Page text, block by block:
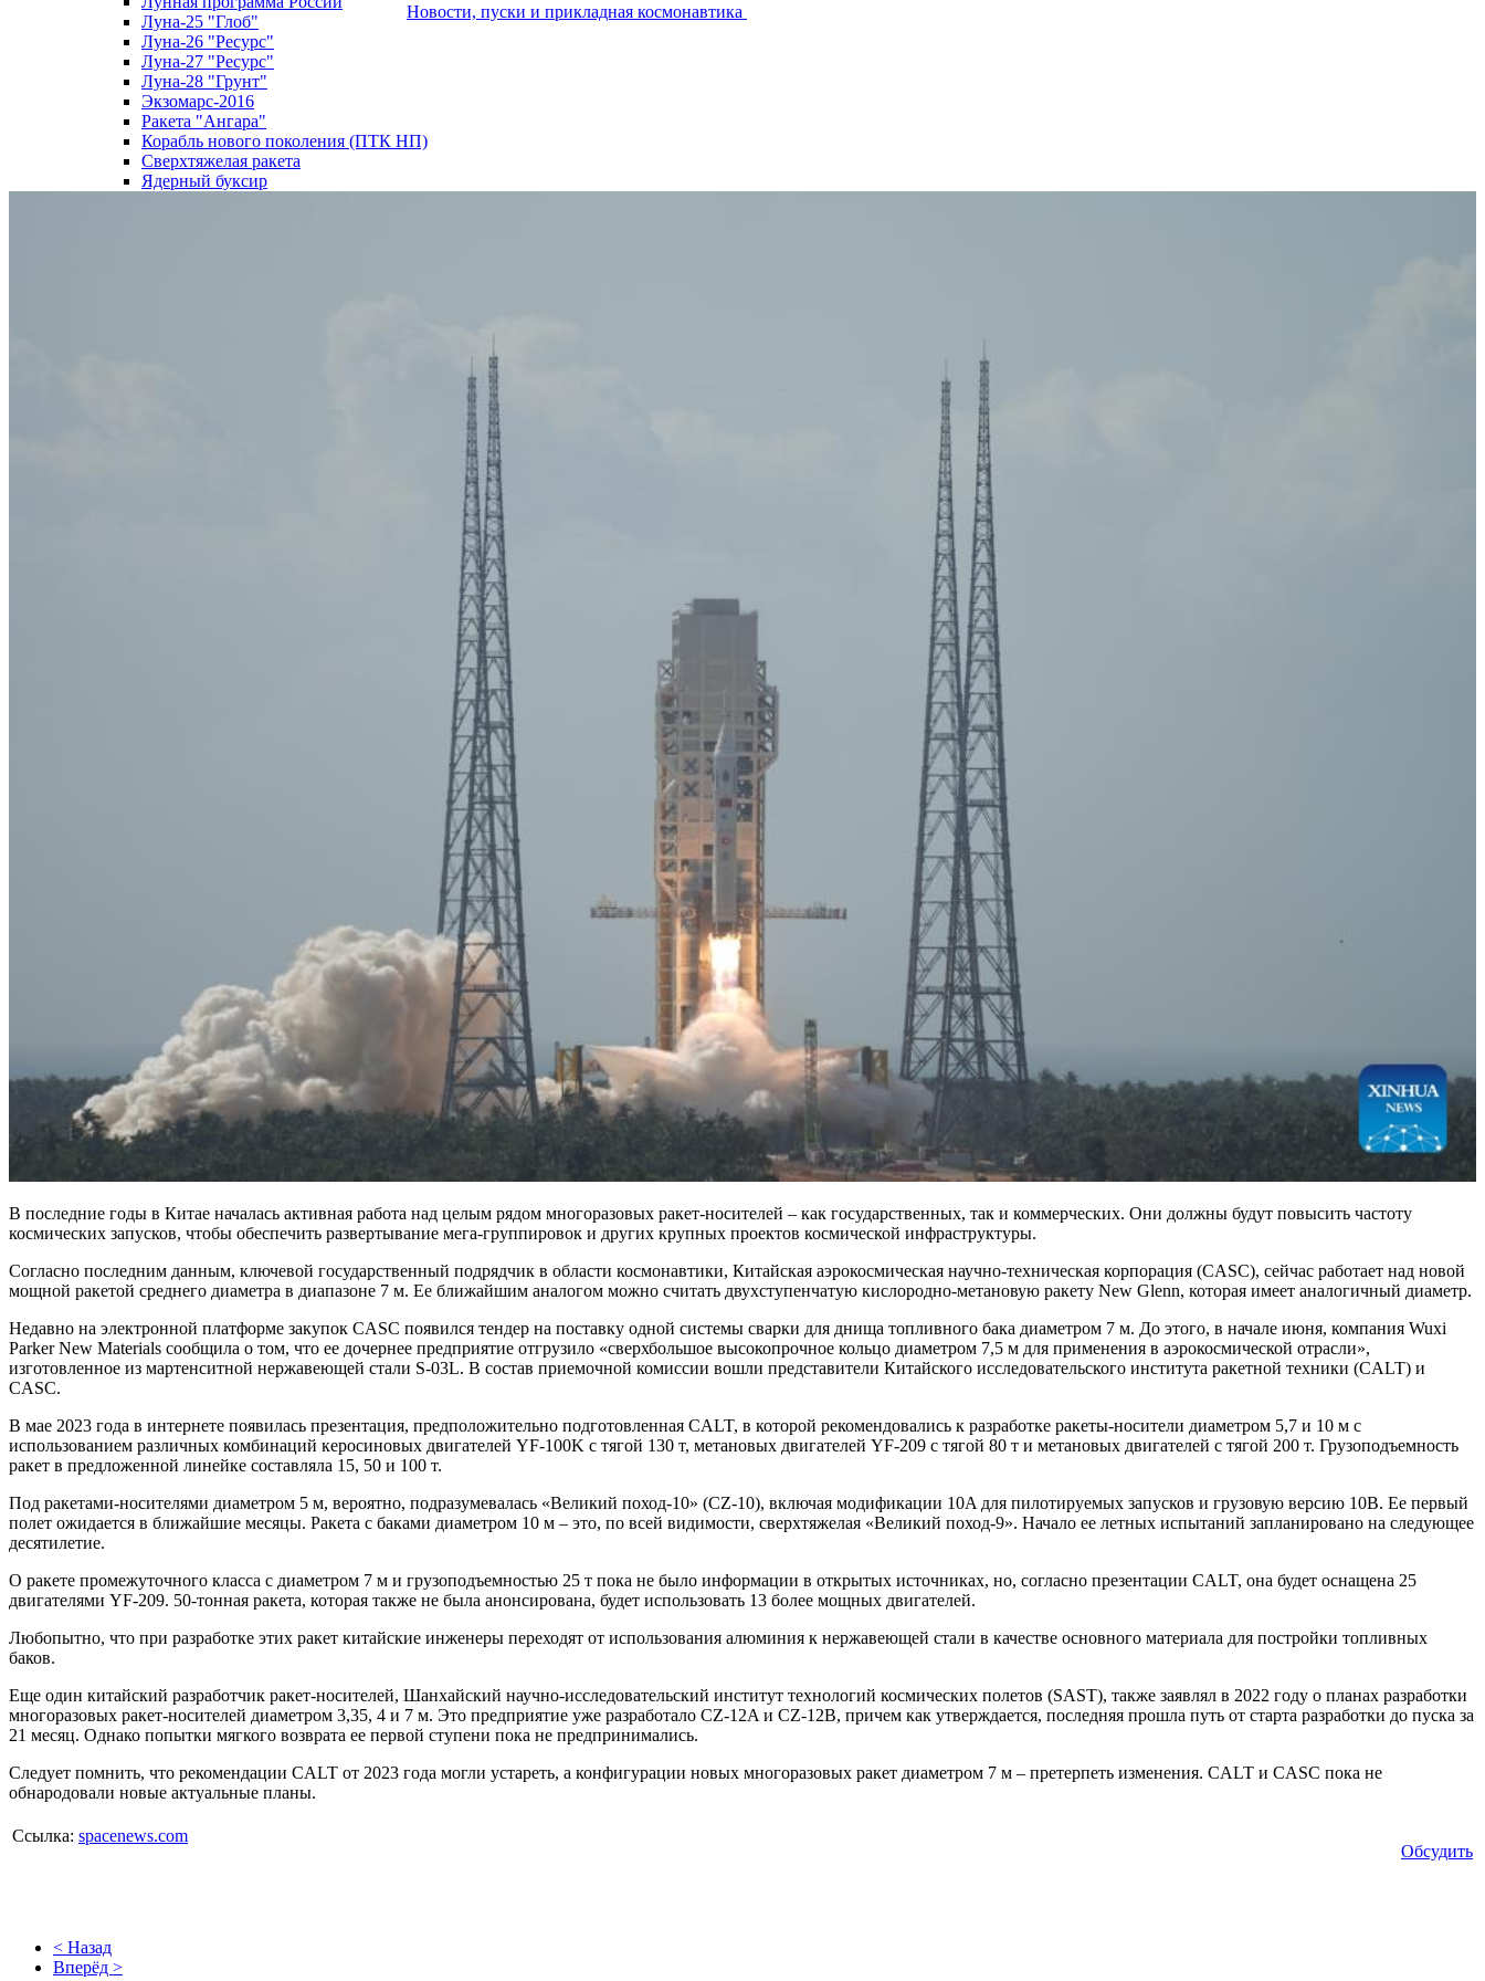
Луна-25 "Глоб"
Луна-26 "Ресурс"
Луна-27 "Ресурс"
Луна-28 "Грунт"
Экзомарс-2016
Ракета "Ангара"
Корабль нового поколения (ПТК НП)
Сверхтяжелая ракета
Ядерный буксир
Новости, пуски и прикладная космонавтика
В последние годы в Китае началась активная работа над целым рядом многоразовых ракет-носителей – как государственных, так и коммерческих. Они должны будут повысить частоту
космических запусков, чтобы обеспечить развертывание мега-группировок и других крупных проектов космической инфраструктуры.
Согласно последним данным, ключевой государственный подрядчик в области космонавтики, Китайская аэрокосмическая научно-техническая корпорация (CASC), сейчас работает над новой
мощной ракетой среднего диаметра в диапазоне 7 м. Ее ближайшим аналогом можно считать двухступенчатую кислородно-метановую ракету New Glenn, которая имеет аналогичный диаметр.
Недавно на электронной платформе закупок CASC появился тендер на поставку одной системы сварки для днища топливного бака диаметром 7 м. До этого, в начале июня, компания Wuxi
Parker New Materials сообщила о том, что ее дочернее предприятие отгрузило «сверхбольшое высокопрочное кольцо диаметром 7,5 м для применения в аэрокосмической отрасли»,
изготовленное из мартенситной нержавеющей стали S-03L. В состав приемочной комиссии вошли представители Китайского исследовательского института ракетной техники (CALT) и
CASC.
В мае 2023 года в интернете появилась презентация, предположительно подготовленная CALT, в которой рекомендовались к разработке ракеты-носители диаметром 5,7 и 10 м с
использованием различных комбинаций керосиновых двигателей YF-100K с тягой 130 т, метановых двигателей YF-209 с тягой 80 т и метановых двигателей с тягой 200 т. Грузоподъемность
ракет в предложенной линейке составляла 15, 50 и 100 т.
Под ракетами-носителями диаметром 5 м, вероятно, подразумевалась «Великий поход-10» (CZ-10), включая модификации 10A для пилотируемых запусков и грузовую версию 10B. Ее первый
полет ожидается в ближайшие месяцы. Ракета с баками диаметром 10 м – это, по всей видимости, сверхтяжелая «Великий поход-9». Начало ее летных испытаний запланировано на следующее
десятилетие.
О ракете промежуточного класса с диаметром 7 м и грузоподъемностью 25 т пока не было информации в открытых источниках, но, согласно презентации CALT, она будет оснащена 25
двигателями YF-209. 50-тонная ракета, которая также не была анонсирована, будет использовать 13 более мощных двигателей.
Любопытно, что при разработке этих ракет китайские инженеры переходят от использования алюминия к нержавеющей стали в качестве основного материала для постройки топливных
баков.
Еще один китайский разработчик ракет-носителей, Шанхайский научно-исследовательский институт технологий космических полетов (SAST), также заявлял в 2022 году о планах разработки
многоразовых ракет-носителей диаметром 3,35, 4 и 7 м. Это предприятие уже разработало CZ-12A и CZ-12B, причем как утверждается, последняя прошла путь от старта разработки до пуска за
21 месяц. Однако попытки мягкого возврата ее первой ступени пока не предпринимались.
Следует помнить, что рекомендации CALT от 2023 года могли устареть, а конфигурации новых многоразовых ракет диаметром 7 м – претерпеть изменения. CALT и CASC пока не
обнародовали новые актуальные планы.
Ссылка: spacenews.com
Обсудить
< Назад
Вперёд >